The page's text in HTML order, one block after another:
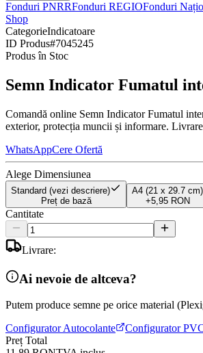
Fonduri PNRRFonduri REGIOFonduri
Shop
CategorieIndicatoare
ID Produs#7045245
Produs în Stoc
Semn Indicator Fumatul
Comandă online Semn Indicator Fumatul
exterior, protecția muncii și informare.
WhatsAppCere Ofertă
Alege Dimensiunea
Standard (vezi descriere)
Preț de bază
A4 (21 x 29.7 cm)
+5,95 RON
Cantitate
Livrare:
Ai nevoie de altceva?
Putem produce semne pe orice material
Configurator Autocolante
Configurator
Preț Total